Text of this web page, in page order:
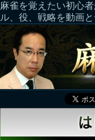
麻雀を覚えたい初心
ル、役、戦略を動画